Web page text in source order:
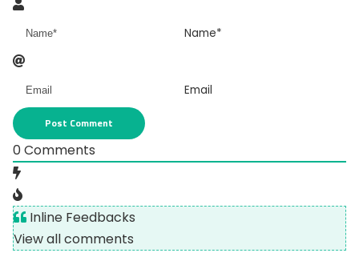
Name*
Email
0Comments
Inline Feedbacks
View all comments